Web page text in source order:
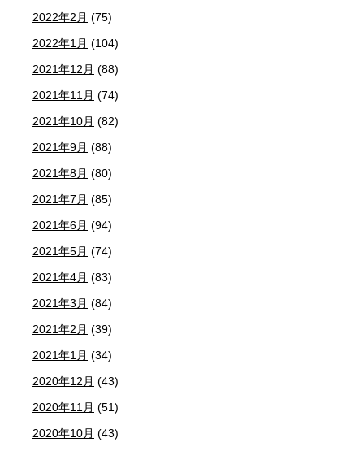
2022年2月 (75)
2022年1月 (104)
2021年12月 (88)
2021年11月 (74)
2021年10月 (82)
2021年9月 (88)
2021年8月 (80)
2021年7月 (85)
2021年6月 (94)
2021年5月 (74)
2021年4月 (83)
2021年3月 (84)
2021年2月 (39)
2021年1月 (34)
2020年12月 (43)
2020年11月 (51)
2020年10月 (43)